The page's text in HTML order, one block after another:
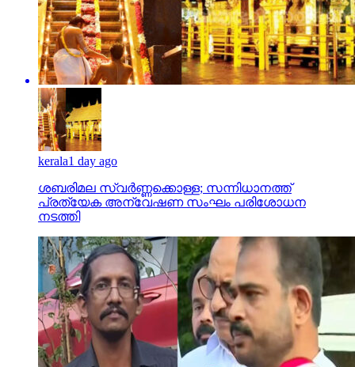
kerala1 day ago
ശബരിമല സ്വര്‍ണ്ണക്കൊള്ള; സന്നിധാനത്ത്
പ്രത്യേക അന്വേഷണ സംഘം പരിശോധന
നടത്തി